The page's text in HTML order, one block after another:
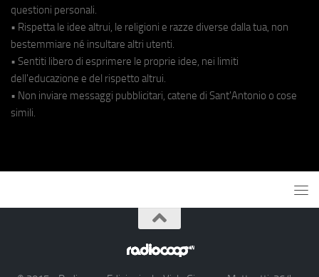
questioni personali.
• Rispetta le idee altrui, le religioni e razze diverse dalla tua, non
bestemmiare né insultare altri utenti.
• Sentiti libero di esprimere le proprie idee, nei limiti
dell'educazione e del rispetto altrui.
• Non inviare messaggi pubblicitari, catene di Sant'Antonio o cose
simili.